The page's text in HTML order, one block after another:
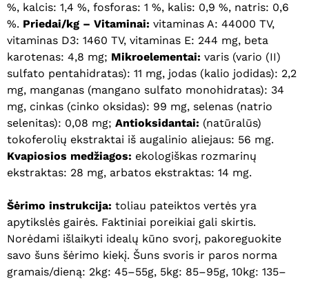
Krepšelyje nėra produktų.
Eiti Į Parduotuvę
%, kalcis: 1,4 %, fosforas: 1 %, kalis: 0,9 %, natris: 0,6
%. Priedai/kg – Vitaminai: vitaminas A: 44000 TV,
vitaminas D3: 1460 TV, vitaminas E: 244 mg, beta
karotenas: 4,8 mg; Mikroelementai: varis (vario (II)
sulfato pentahidratas): 11 mg, jodas (kalio jodidas): 2,2
mg, manganas (mangano sulfato monohidratas): 34
mg, cinkas (cinko oksidas): 99 mg, selenas (natrio
selenitas): 0,08 mg; Antioksidantai: (natūralūs)
tokoferolių ekstraktai iš augalinio aliejaus: 56 mg.
Kvapiosios medžiagos: ekologiškas rozmarinų
ekstraktas: 28 mg, arbatos ekstraktas: 14 mg.
Šėrimo instrukcija: toliau pateiktos vertės yra
apytikslės gairės. Faktiniai poreikiai gali skirtis.
Norėdami išlaikyti idealų kūno svorį, pakoreguokite
savo šuns šėrimo kiekį. Šuns svoris ir paros norma
gramais/dieną: 2kg: 45–55g, 5kg: 85–95g, 10kg: 135–